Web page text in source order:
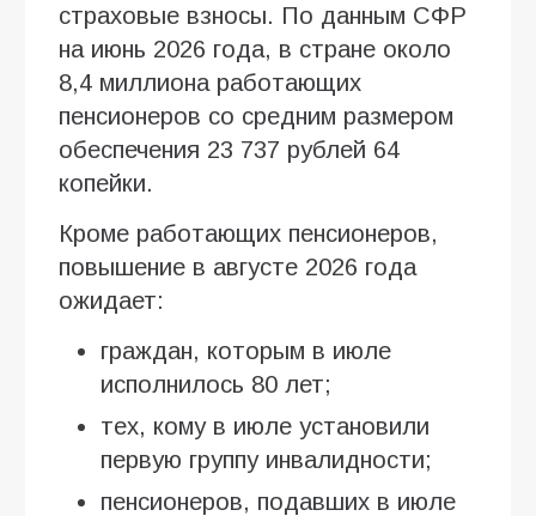
страховые взносы. По данным СФР
на июнь 2026 года, в стране около
8,4 миллиона работающих
пенсионеров со средним размером
обеспечения 23 737 рублей 64
копейки.
Кроме работающих пенсионеров,
повышение в августе 2026 года
ожидает:
граждан, которым в июле
исполнилось 80 лет;
тех, кому в июле установили
первую группу инвалидности;
пенсионеров, подавших в июле